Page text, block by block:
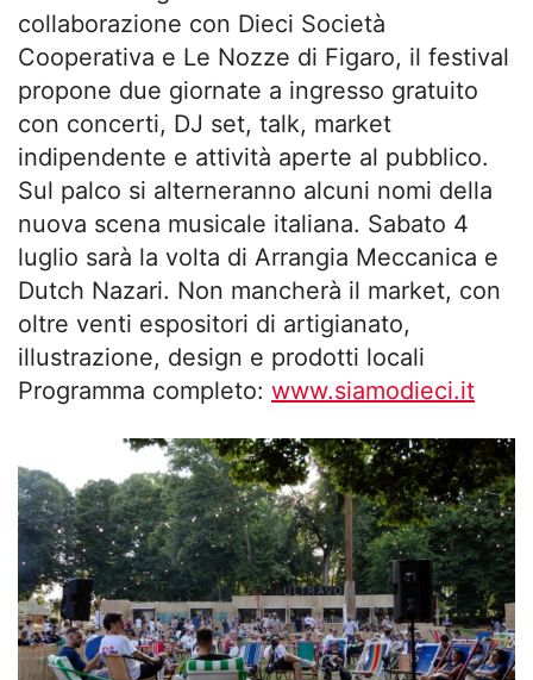
collaborazione con Dieci Società
Cooperativa e Le Nozze di Figaro, il festival
propone due giornate a ingresso gratuito
con concerti, DJ set, talk, market
indipendente e attività aperte al pubblico.
Sul palco si alterneranno alcuni nomi della
nuova scena musicale italiana. Sabato 4
luglio sarà la volta di Arrangia Meccanica e
Dutch Nazari. Non mancherà il market, con
oltre venti espositori di artigianato,
illustrazione, design e prodotti locali
Programma completo: www.siamodieci.it